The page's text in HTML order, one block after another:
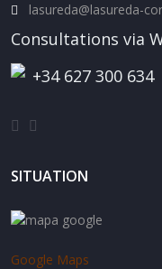
lasureda@lasureda-
Consultations via
+34 627 300 634
SITUATION
Google Maps